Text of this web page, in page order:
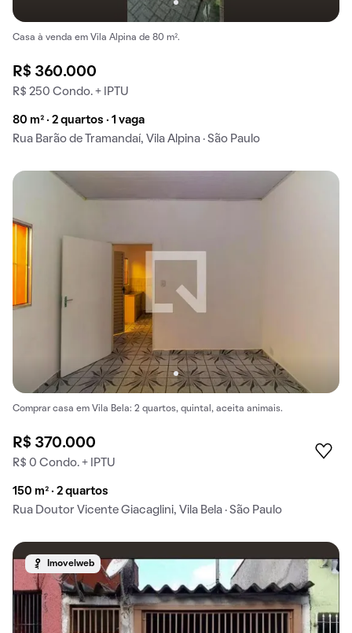
Casa à venda em Vila Alpina de 80 m².
R$ 360.000
R$ 250 Condo. + IPTU
80 m² · 2 quartos · 1 vaga
Rua Barão de Tramandaí, Vila Alpina · São Paulo
Comprar casa em Vila Bela: 2 quartos, quintal, aceita animais.
R$ 370.000
R$ 0 Condo. + IPTU
150 m² · 2 quartos
Rua Doutor Vicente Giacaglini, Vila Bela · São Paulo
Imovelweb